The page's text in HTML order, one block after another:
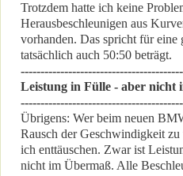
Trotzdem hatte ich keine
Herausbeschleunigen aus
vorhanden. Das spricht für
tatsächlich auch 50:50 beträgt.
Leistung in Fülle - aber nicht
Übrigens: Wer beim neuen
Rausch der Geschwindigkeit
ich enttäuschen. Zwar ist
nicht im Übermaß. Alle